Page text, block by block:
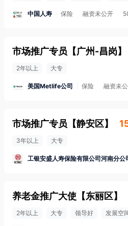
中国人寿 保险 融资未公开
市场推广专员 【广州-昌岗】
2年以上 大专
美国Metlife公司 保险 融资未
市场推广专员 【静安区】
3年以上 大专
工银安盛人寿保险有限公司河南分公
养老金推广大使 【东丽区】
2年以上 大专 领导好 发展空